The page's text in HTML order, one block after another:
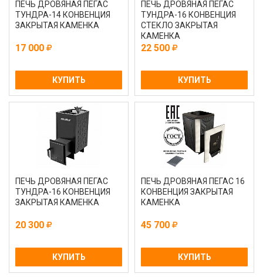
ПЕЧЬ ДРОВЯНАЯ ПЕГАС
ТУНДРА-14 КОНВЕНЦИЯ
ЗАКРЫТАЯ КАМЕНКА
17 000
КУПИТЬ
ПЕЧЬ ДРОВЯНАЯ ПЕГАС
ТУНДРА-16 КОНВЕНЦИЯ
СТЕКЛО ЗАКРЫТАЯ
КАМЕНКА
22 500
КУПИТЬ
ПЕЧЬ ДРОВЯНАЯ ПЕГАС
ТУНДРА-16 КОНВЕНЦИЯ
ЗАКРЫТАЯ КАМЕНКА
20 300
КУПИТЬ
ПЕЧЬ ДРОВЯНАЯ ПЕГАС 16
КОНВЕНЦИЯ ЗАКРЫТАЯ
КАМЕНКА
45 700
КУПИТЬ